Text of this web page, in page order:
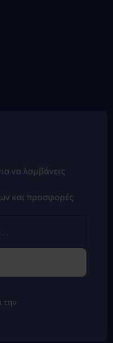
να λαμβάνεις
και προσφορές
την